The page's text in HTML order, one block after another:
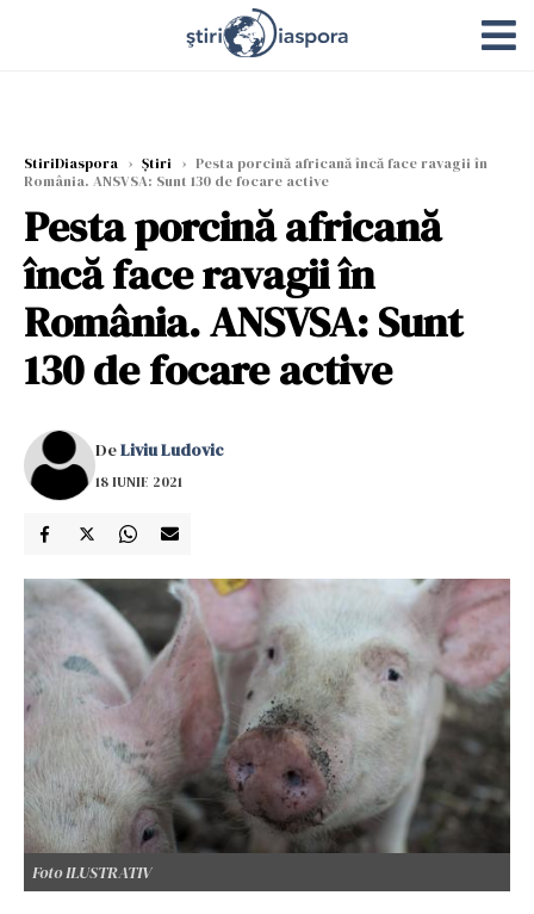
StiriDiaspora › Știri › Pesta porcină africană încă face ravagii în
România. ANSVSA: Sunt 130 de focare active
Pesta porcină africană
încă face ravagii în
România. ANSVSA: Sunt
130 de focare active
DeLiviu Ludovic
18 IUNIE 2021
Foto ILUSTRATIV